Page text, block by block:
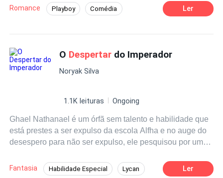
homem e o destino fez a questão de juntar os dois pra
que esse mistério fosse revelado de vez. Pablo não sabe,
contra os sentimentos por Pablo. Pablo, se vê pela
primeira vez preso a uma única mulher. E o destino, vai
reabrir dolorosas feridas. Mas essas feridas poderão ser
stripper de sangue ruim, como vai terminar? De Sandra
despertar
Romance Playboy Comédia
Diferença de Idade
Ler
O Despertar do Imperador
Noryak Silva
1.1K leituras Ongoing
Ghael Nathanael é um órfã sem talento e habilidade que
está prestes a ser expulso da escola Alfha e no auge do
desespero para não ser expulso, ele pesquisou por um
continuar a ser um zero, um fracassado, um perdedor
Fantasia Habilidade Especial Lycan Ler